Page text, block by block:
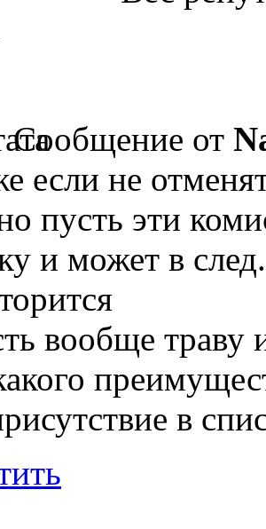
Сообщение от
если не
пусть эти
и может в
вообще траву
в